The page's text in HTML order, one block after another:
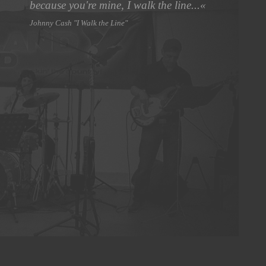
because you're mine, I walk the line...«
Johnny Cash "I Walk the Line"